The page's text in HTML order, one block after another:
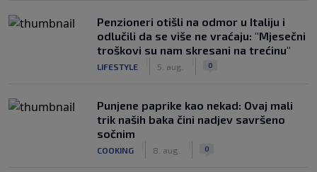
Penzioneri otišli na odmor u Italiju i
odlučili da se više ne vraćaju: "Mjesečni
troškovi su nam skresani na trećinu"
LIFESTYLE 5. aug. 0
Punjene paprike kao nekad: Ovaj mali
trik naših baka čini nadjev savršeno
sočnim
COOKING 8. aug. 0